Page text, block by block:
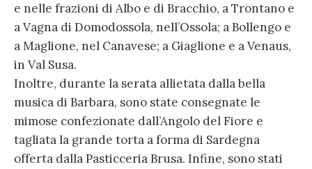
e nelle frazioni di Albo e di Bracchio, a Trontano e
a Vagna di Domodossola, nell’Ossola; a Bollengo e
a Maglione, nel Canavese; a Giaglione e a Venaus,
in Val Susa.
Inoltre, durante la serata allietata dalla bella
musica di Barbara, sono state consegnate le
mimose confezionate dall’Angolo del Fiore e
tagliata la grande torta a forma di Sardegna
offerta dalla Pasticceria Brusa. Infine, sono stati